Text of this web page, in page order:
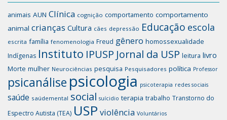
animais AUN Clínica cognição comportamento comportamento
animal crianças Cultura cães depressão Educação escola
escrita família fenomenologia Freud gênero homossexualidade
Indígenas Instituto IPUSP Jornal da USP leitura livro
Morte mulher Neurociências pesquisa Pesquisadores política Professor
psicanálise psicologia psicoterapia redes sociais
saúde saúdemental social suícidio terapia trabalho Transtorno do
Espectro Autista (TEA) USP violência Voluntários